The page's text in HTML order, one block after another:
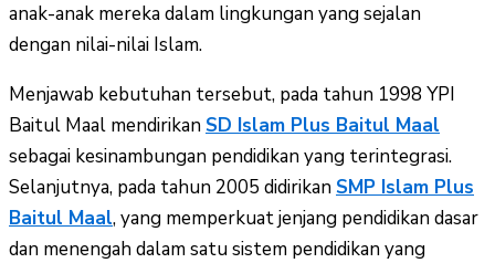
anak-anak mereka dalam lingkungan yang sejalan
dengan nilai-nilai Islam.
Menjawab kebutuhan tersebut, pada tahun 1998 YPI
Baitul Maal mendirikan SD Islam Plus Baitul Maal
sebagai kesinambungan pendidikan yang terintegrasi.
Selanjutnya, pada tahun 2005 didirikan SMP Islam Plus
Baitul Maal, yang memperkuat jenjang pendidikan dasar
dan menengah dalam satu sistem pendidikan yang